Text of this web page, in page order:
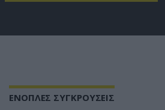
ΕΝΟΠΛΕΣ ΣΥΓΚΡΟΥΣΕΙΣ